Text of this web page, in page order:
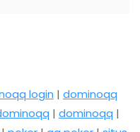
login | dominoqq
| dominoqq |